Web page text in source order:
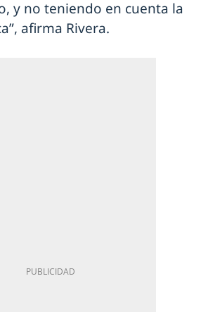
y no teniendo en cuenta la
afirma Rivera.